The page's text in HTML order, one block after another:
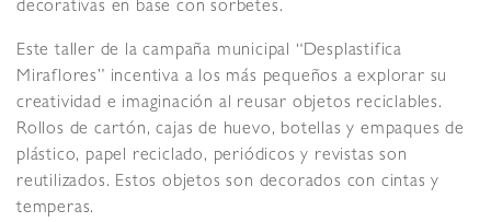
decorativas en base con sorbetes.
Este taller de la campaña municipal “Desplastifica
Miraflores” incentiva a los más pequeños a explorar su
creatividad e imaginación al reusar objetos reciclables.
Rollos de cartón, cajas de huevo, botellas y empaques de
plástico, papel reciclado, periódicos y revistas son
reutilizados. Estos objetos son decorados con cintas y
temperas.